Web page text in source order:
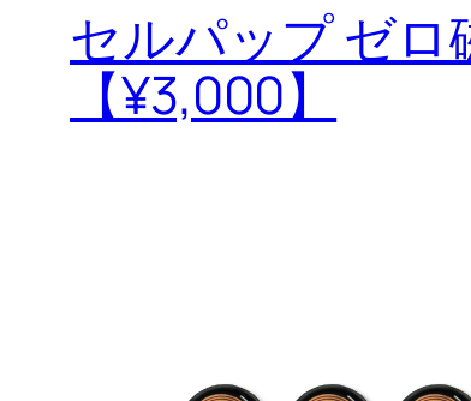
セルパップ ゼロ
【¥3,000】